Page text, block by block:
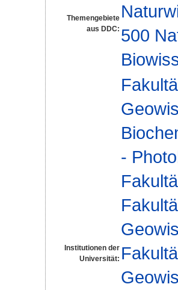
Themengebiete
aus DDC: 500
Institutionen der
Universität:
-